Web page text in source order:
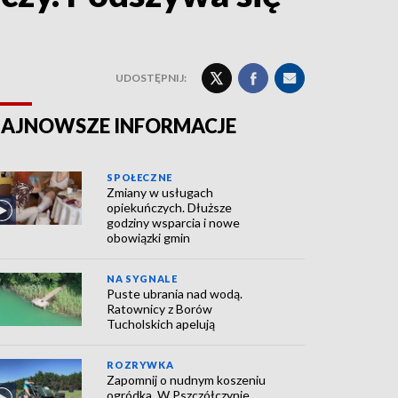
UDOSTĘPNIJ:
INFORMACJE
SPOŁECZNE
Zmiany w usługach
opiekuńczych. Dłuższe
godziny wsparcia i nowe
obowiązki gmin
NA SYGNALE
Puste ubrania nad wodą.
Ratownicy z Borów
Tucholskich apelują
ROZRYWKA
Zapomnij o nudnym koszeniu
ogródka. W Pszczółczynie